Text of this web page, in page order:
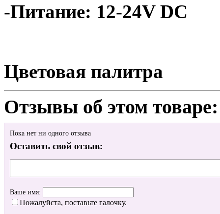
-Питание: 12-24V DC
Цветовая палитра
Отзывы об этом товаре:
Пока нет ни одного отзыва
Оставить свой отзыв:
Ваше имя:
Пожалуйста, поставьте галочку.